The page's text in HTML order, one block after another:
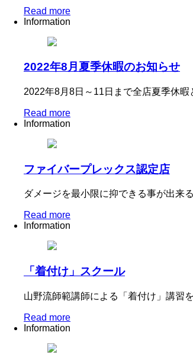
Read more
Information
2022年8月夏季休暇のお知らせ
2022年8月8日～11日まで全店夏季休暇
Read more
Information
ファイバープレックス認定店
ダメージを最小限に抑できる事が出来
Read more
Information
「着付け」スクール
山野流師範講師による「着付け」講習
Read more
Information